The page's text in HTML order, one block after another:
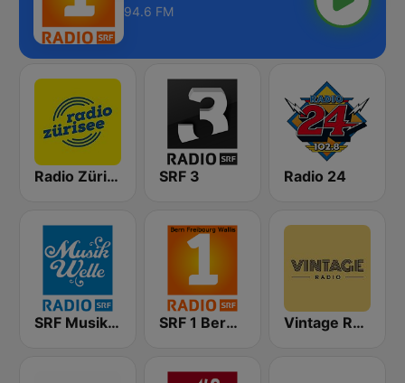
94.6 FM
Radio Zürisee SRF 3 Radio 24
SRF Musikwelle SRF 1 Bern Freibourg Wallis Vintage Radio